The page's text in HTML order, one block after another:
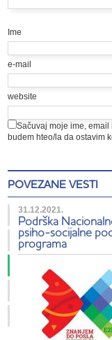
Ime
e-mail
website
Sačuvaj moje ime,
budem hteo/la da ostavim
POVEZANE VESTI
31.12.2021.
Podrška
psiho-socijalne
programa